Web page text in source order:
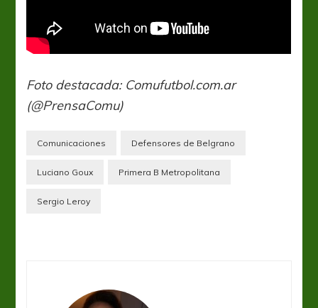
Foto destacada: Comufutbol.com.ar
(@PrensaComu)
Comunicaciones Defensores de Belgrano
Luciano Goux Primera B Metropolitana
Sergio Leroy